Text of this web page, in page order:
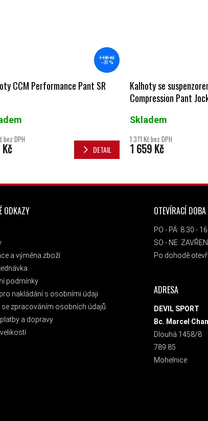
1 130 Kč
–20 %
CCM Performance Pant SR
bez DPH
DETAIL
Kalhoty se
Compression Pant
Skladem
1 371 Kč bez DPH
1 659 Kč
ODKAZY
a výměna zboží
podmínky
nakládání s osobními údaji
se zpracováním osobních údajů
a dopravy
OTEVÍRACÍ DOBA
PO - PÁ: 8:30 -
SO - NE:
Po dohodě
ADRESA
DEVIL SPORT
Bc. Marcel
Dlouhá 1458/8
789 85
Mohelnice